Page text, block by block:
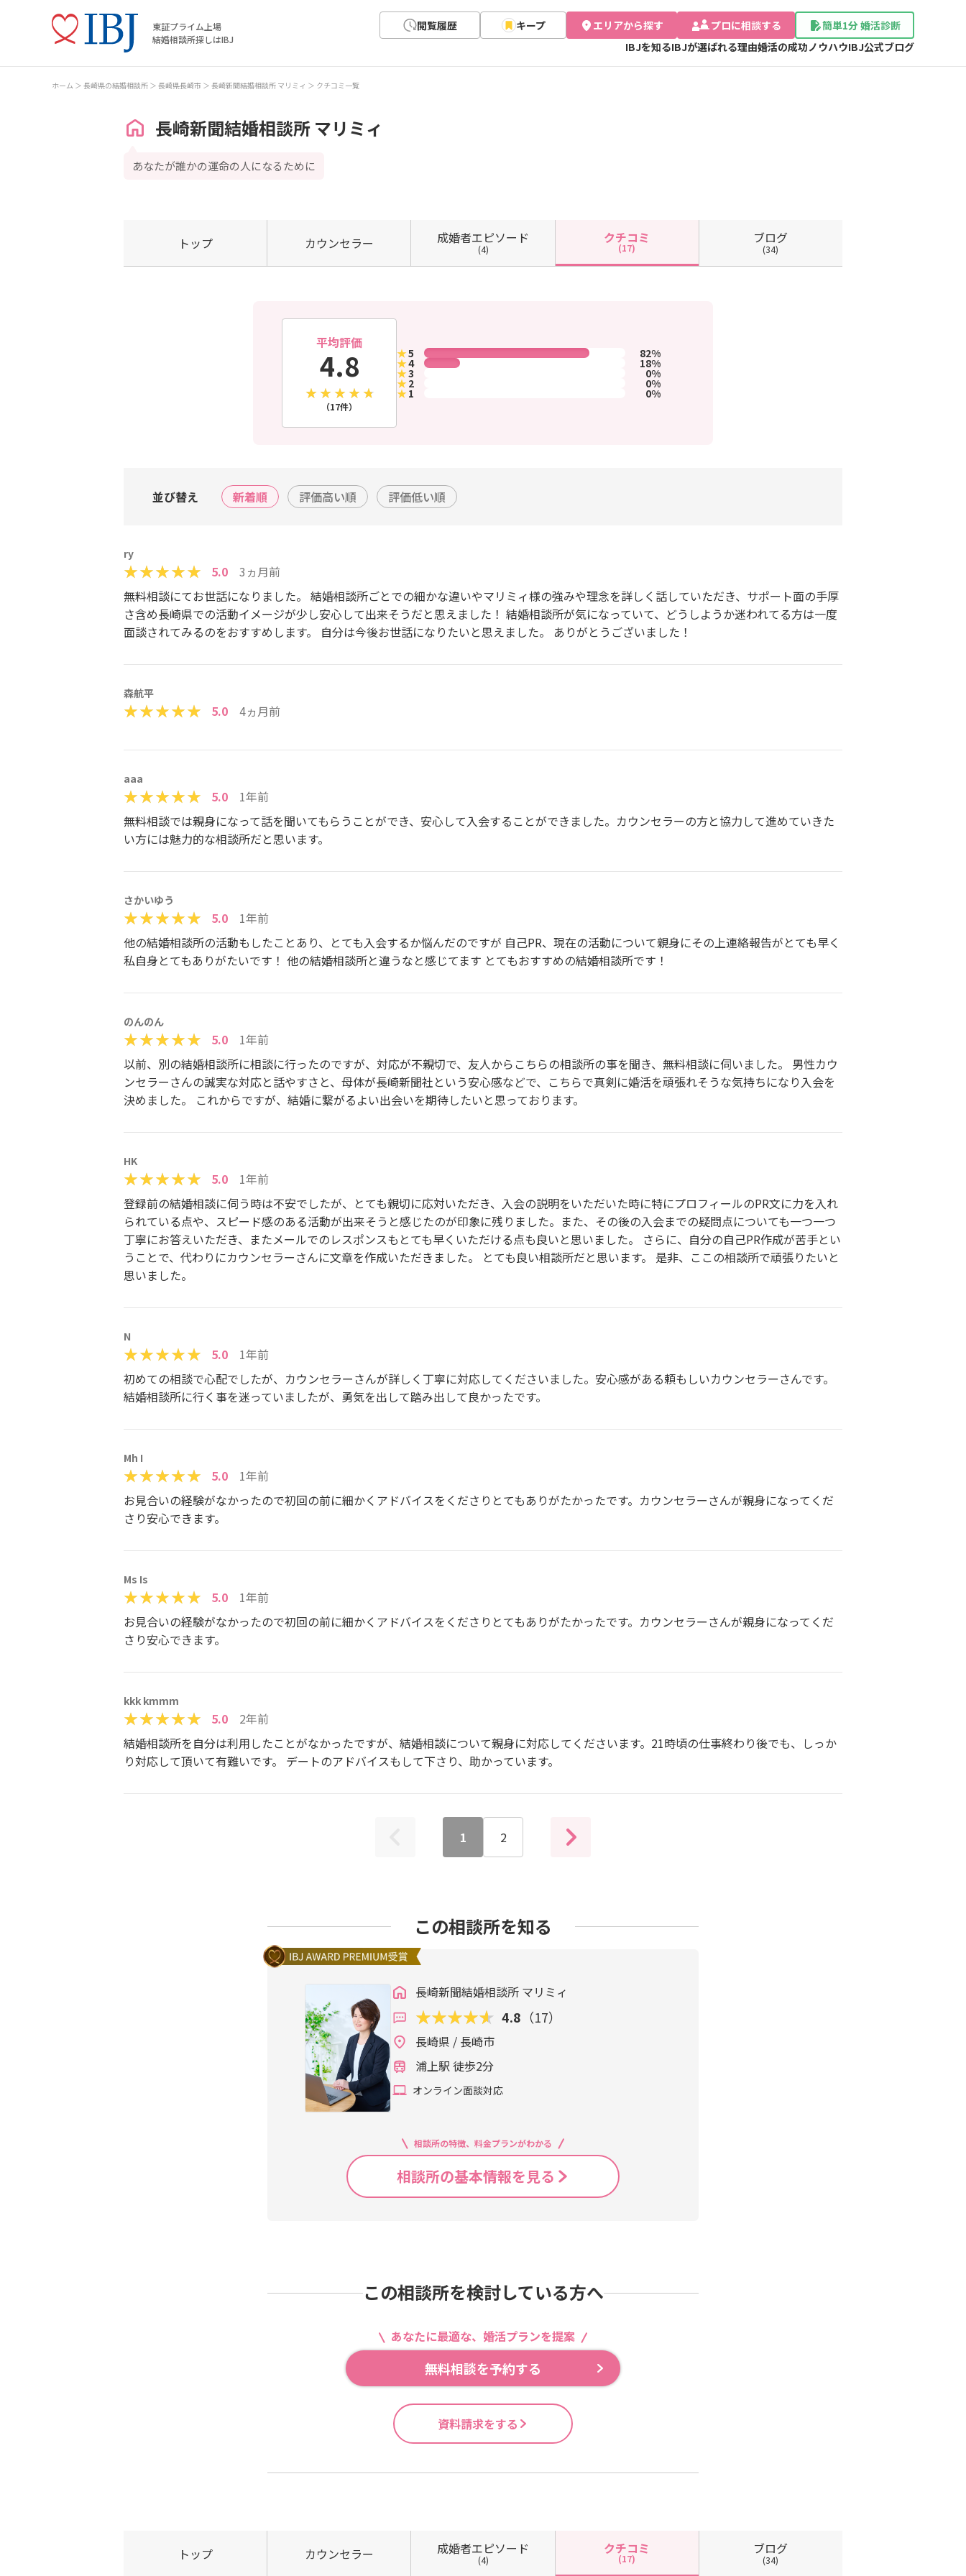
東証プライム上場
結婚相談所探しはIBJ
閲覧履歴 キープ エリアから探す プロに相談する
簡単1分 婚活診断
IBJを知るIBJが選ばれる理由婚活の成功ノウハウIBJ公式ブログ
ホーム 長崎県の結婚相談所 長崎県長崎市 長崎新聞結婚相談所 マリミィ クチコミ一覧
長崎新聞結婚相談所 マリミィ
あなたが誰かの運命の人になるために
トップ カウンセラー 成婚者エピソード
(4)
クチコミ
(17)
ブログ
(34)
平均評価
4.8
（17件）
★5 82%
★4 18%
★3 0%
★ 2 0%
★ 1 0%
並び替え 新着順 評価高い順 評価低い順
ry
5.0
3ヵ月前
無料相談にてお世話になりました。 結婚相談所ごとでの細かな違いやマリミィ様の強みや理念を詳しく話していただき、サポート面の手厚
さ含め長崎県での活動イメージが少し安心して出来そうだと思えました！ 結婚相談所が気になっていて、どうしようか迷われてる方は一度
面談されてみるのをおすすめします。 自分は今後お世話になりたいと思えました。 ありがとうございました！
森航平
5.0 4ヵ月前
aaa
5.0
1年前
無料相談では親身になって話を聞いてもらうことができ、安心して入会することができました。カウンセラーの方と協力して進めていきた
い方には魅力的な相談所だと思います。
さかいゆう
5.0
1年前
他の結婚相談所の活動もしたことあり、とても入会するか悩んだのですが 自己PR、現在の活動について親身にその上連絡報告がとても早く
私自身とてもありがたいです！ 他の結婚相談所と違うなと感じてます とてもおすすめの結婚相談所です！
のんのん
5.0
1年前
以前、別の結婚相談所に相談に行ったのですが、対応が不親切で、友人からこちらの相談所の事を聞き、無料相談に伺いました。 男性カウ
ンセラーさんの誠実な対応と話やすさと、母体が長崎新聞社という安心感などで、こちらで真剣に婚活を頑張れそうな気持ちになり入会を
決めました。 これからですが、結婚に繋がるよい出会いを期待したいと思っております。
HK
5.0
1年前
登録前の結婚相談に伺う時は不安でしたが、とても親切に応対いただき、入会の説明をいただいた時に特にプロフィールのPR文に力を入れ
られている点や、スピード感のある活動が出来そうと感じたのが印象に残りました。また、その後の入会までの疑問点についても一つ一つ
丁寧にお答えいただき、またメールでのレスポンスもとても早くいただける点も良いと思いました。 さらに、自分の自己PR作成が苦手とい
うことで、代わりにカウンセラーさんに文章を作成いただきました。 とても良い相談所だと思います。 是非、ここの相談所で頑張りたいと
思いました。
N
5.0
1年前
初めての相談で心配でしたが、カウンセラーさんが詳しく丁寧に対応してくださいました。安心感がある頼もしいカウンセラーさんです。
結婚相談所に行く事を迷っていましたが、勇気を出して踏み出して良かったです。
Mh I
5.0
1年前
お見合いの経験がなかったので初回の前に細かくアドバイスをくださりとてもありがたかったです。カウンセラーさんが親身になってくだ
さり安心できます。
Ms Is
5.0
1年前
お見合いの経験がなかったので初回の前に細かくアドバイスをくださりとてもありがたかったです。カウンセラーさんが親身になってくだ
さり安心できます。
kkk kmmm
5.0
2年前
結婚相談所を自分は利用したことがなかったですが、結婚相談について親身に対応してくださいます。21時頃の仕事終わり後でも、しっか
り対応して頂いて有難いです。 デートのアドバイスもして下さり、助かっています。
1 2
この相談所を知る
長崎新聞結婚相談所 マリミィ
4.8 （17）
長崎県 / 長崎市
浦上駅 徒歩2分
オンライン面談対応
相談所の特徴、料金プランがわかる
相談所の基本情報を見る
この相談所を検討している方へ
あなたに最適な、婚活プランを提案
無料相談を予約する
資料請求をする
トップ カウンセラー 成婚者エピソード
(4)
クチコミ
(17)
ブログ
(34)